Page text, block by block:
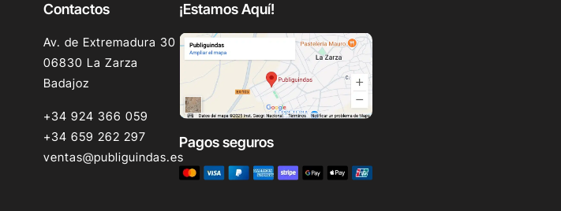
Contactos
Av. de Extremadura 30
06830 La Zarza
Badajoz
+34 924 366 059
+34 659 262 297
ventas@publiguindas.es
¡Estamos Aquí!
Pagos seguros